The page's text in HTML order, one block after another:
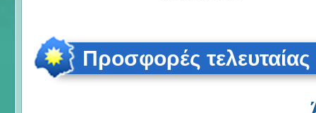
Προσφορές τελευταίας